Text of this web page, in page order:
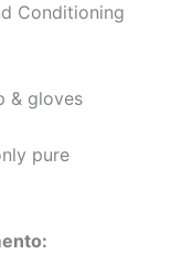
Conditioning
& gloves
pure